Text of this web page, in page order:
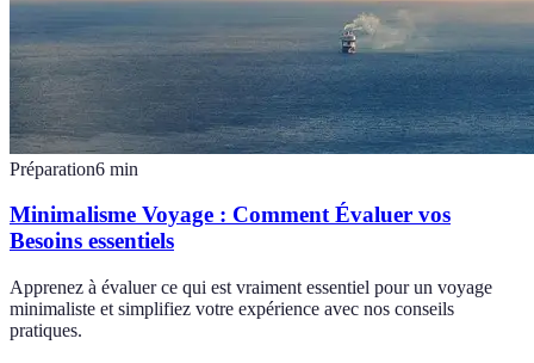
Préparation6 min
Minimalisme Voyage : Comment Évaluer vos
Besoins essentiels
Apprenez à évaluer ce qui est vraiment essentiel pour un voyage
minimaliste et simplifiez votre expérience avec nos conseils
pratiques.